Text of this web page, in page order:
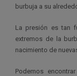
burbuja a su
La presión es tan
extremos de la
nacimiento de
Podemos